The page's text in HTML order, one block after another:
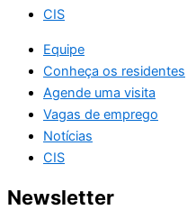
CIS
Equipe
Conheça os residentes
Agende uma visita
Vagas de emprego
Notícias
CIS
Newsletter